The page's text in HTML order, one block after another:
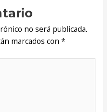
no será publicada.
marcados con *